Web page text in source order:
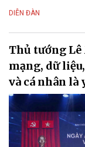
DIỄN ĐÀN
Thủ tướng
mạng, dữ
và cá nhân là